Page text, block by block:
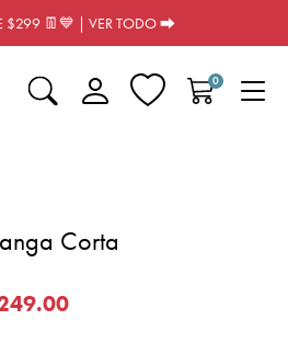
$299 👖💙 | VER TODO ⮕
0
Corta
de